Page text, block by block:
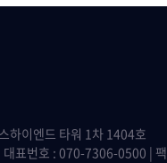
하이엔드 타워 1차 1404호
표번호 : 070-7306-0500 |